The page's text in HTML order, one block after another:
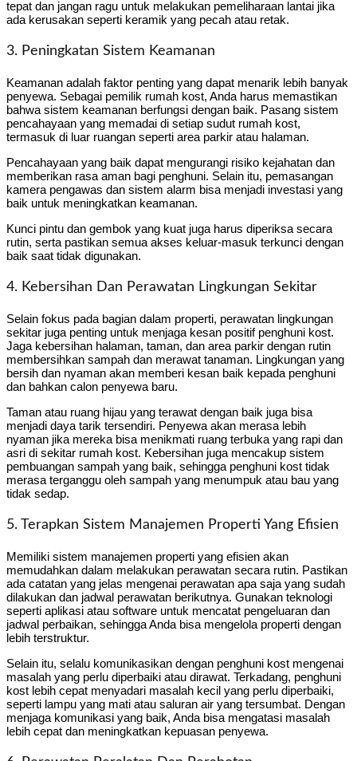
tepat dan jangan ragu untuk melakukan pemeliharaan lantai jika
ada kerusakan seperti keramik yang pecah atau retak.
3. Peningkatan Sistem Keamanan
Keamanan adalah faktor penting yang dapat menarik lebih banyak
penyewa. Sebagai pemilik rumah kost, Anda harus memastikan
bahwa sistem keamanan berfungsi dengan baik. Pasang sistem
pencahayaan yang memadai di setiap sudut rumah kost,
termasuk di luar ruangan seperti area parkir atau halaman.
Pencahayaan yang baik dapat mengurangi risiko kejahatan dan
memberikan rasa aman bagi penghuni. Selain itu, pemasangan
kamera pengawas dan sistem alarm bisa menjadi investasi yang
baik untuk meningkatkan keamanan.
Kunci pintu dan gembok yang kuat juga harus diperiksa secara
rutin, serta pastikan semua akses keluar-masuk terkunci dengan
baik saat tidak digunakan.
4. Kebersihan Dan Perawatan Lingkungan Sekitar
Selain fokus pada bagian dalam properti, perawatan lingkungan
sekitar juga penting untuk menjaga kesan positif penghuni kost.
Jaga kebersihan halaman, taman, dan area parkir dengan rutin
membersihkan sampah dan merawat tanaman. Lingkungan yang
bersih dan nyaman akan memberi kesan baik kepada penghuni
dan bahkan calon penyewa baru.
Taman atau ruang hijau yang terawat dengan baik juga bisa
menjadi daya tarik tersendiri. Penyewa akan merasa lebih
nyaman jika mereka bisa menikmati ruang terbuka yang rapi dan
asri di sekitar rumah kost. Kebersihan juga mencakup sistem
pembuangan sampah yang baik, sehingga penghuni kost tidak
merasa terganggu oleh sampah yang menumpuk atau bau yang
tidak sedap.
5. Terapkan Sistem Manajemen Properti Yang Efisien
Memiliki sistem manajemen properti yang efisien akan
memudahkan dalam melakukan perawatan secara rutin. Pastikan
ada catatan yang jelas mengenai perawatan apa saja yang sudah
dilakukan dan jadwal perawatan berikutnya. Gunakan teknologi
seperti aplikasi atau software untuk mencatat pengeluaran dan
jadwal perbaikan, sehingga Anda bisa mengelola properti dengan
lebih terstruktur.
Selain itu, selalu komunikasikan dengan penghuni kost mengenai
masalah yang perlu diperbaiki atau dirawat. Terkadang, penghuni
kost lebih cepat menyadari masalah kecil yang perlu diperbaiki,
seperti lampu yang mati atau saluran air yang tersumbat. Dengan
menjaga komunikasi yang baik, Anda bisa mengatasi masalah
lebih cepat dan meningkatkan kepuasan penyewa.